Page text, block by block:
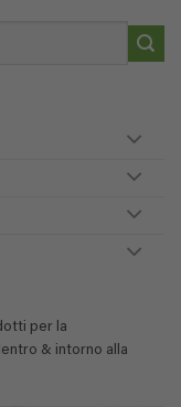
per la
& intorno alla